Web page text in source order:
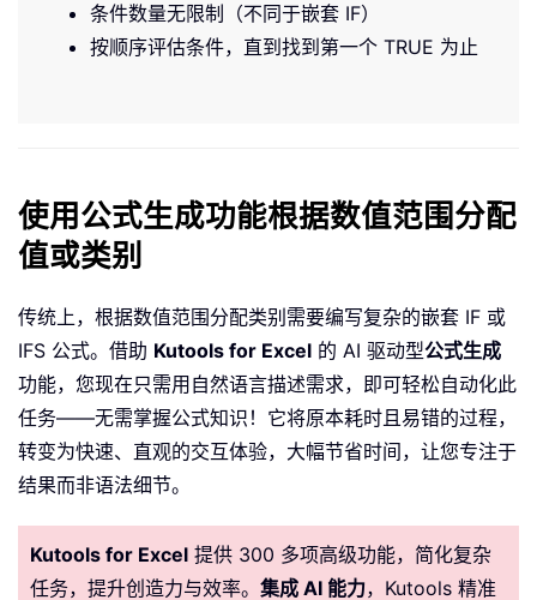
条件数量无限制（不同于嵌套 IF）
按顺序评估条件，直到找到第一个 TRUE 为止
使用公式生成功能根据数值范围分配
值或类别
传统上，根据数值范围分配类别需要编写复杂的嵌套 IF 或
IFS 公式。借助 Kutools for Excel 的 AI 驱动型公式生成
功能，您现在只需用自然语言描述需求，即可轻松自动化此
任务——无需掌握公式知识！它将原本耗时且易错的过程，
转变为快速、直观的交互体验，大幅节省时间，让您专注于
结果而非语法细节。
Kutools for Excel 提供 300 多项高级功能，简化复杂
任务，提升创造力与效率。 集成 AI 能力，Kutools 精准